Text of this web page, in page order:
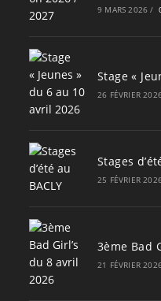
9 MARS 2026 /
Stage «
26 FÉVRIER 2026
Stages
25 FÉVRIER 2026
3ème Bad
21 FÉVRIER 2026